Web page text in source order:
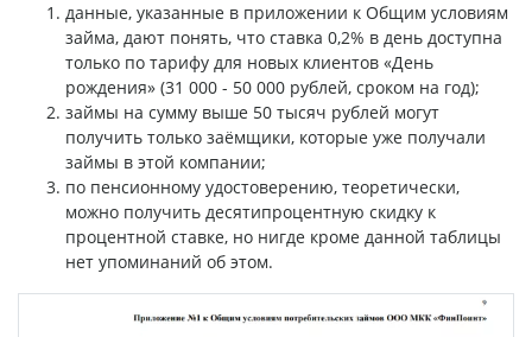
данные, указанные в приложении к Общим условиям
займа, дают понять, что ставка 0,2% в день доступна
только по тарифу для новых клиентов «День
рождения» (31 000 - 50 000 рублей, сроком на год);
займы на сумму выше 50 тысяч рублей могут
получить только заёмщики, которые уже получали
займы в этой компании;
по пенсионному удостоверению, теоретически,
можно получить десятипроцентную скидку к
процентной ставке, но нигде кроме данной таблицы
нет упоминаний об этом.